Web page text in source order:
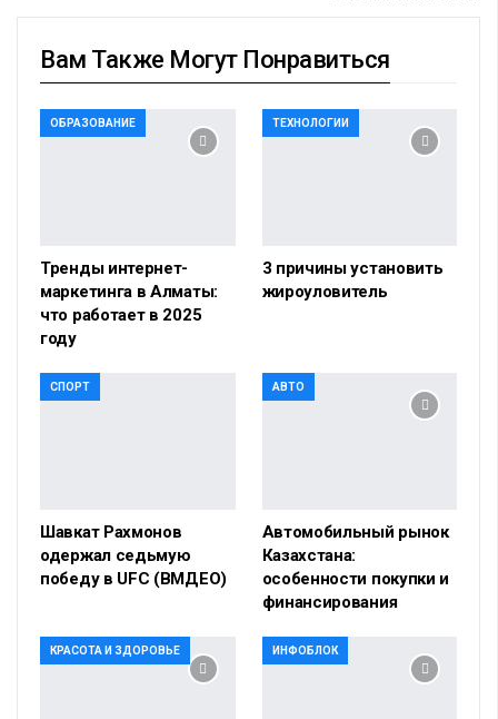
Вам Также Могут Понравиться
ОБРАЗОВАНИЕ
Тренды интернет-
маркетинга в Алматы:
что работает в 2025
году
ТЕХНОЛОГИИ
3 причины установить
жироуловитель
СПОРТ
Шавкат Рахмонов
одержал седьмую
победу в UFC (ВМДЕО)
АВТО
Автомобильный рынок
Казахстана:
особенности покупки и
финансирования
КРАСОТА И ЗДОРОВЬЕ ИНФОБЛОК